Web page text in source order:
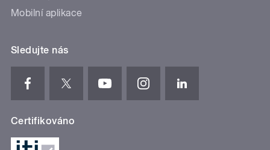
Mobilní aplikace
Sledujte nás
Certifikováno